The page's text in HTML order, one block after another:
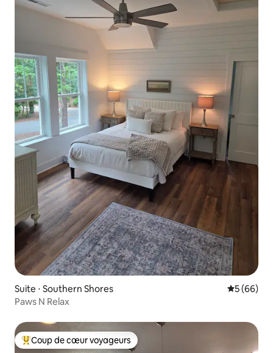
Suite ⋅ Southern Shores
5 (66)
Paws N Relax
Coups de cœur voyageurs les plus appréciés
Coup de cœur voyageurs